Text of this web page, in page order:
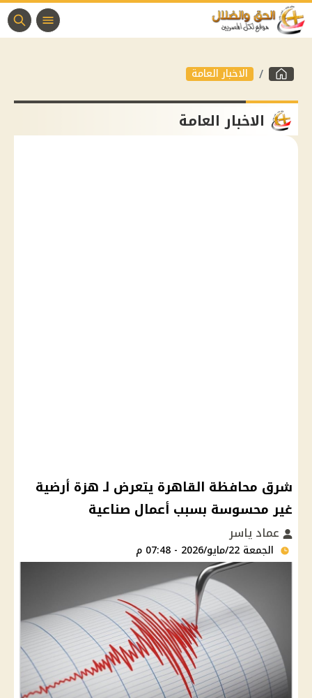
الاخبار العامة
الاخبار العامة
شرق محافظة القاهرة يتعرض لـ هزة أرضية
غير محسوسة بسبب أعمال صناعية
عماد ياسر
الجمعة 22/مايو/2026 - 07:48 م